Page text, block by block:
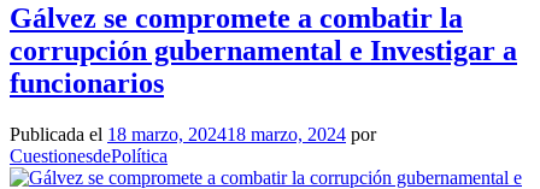
Gálvez se compromete a combatir la
corrupción gubernamental e Investigar a
funcionarios
Publicada el 18 marzo, 202418 marzo, 2024 por
CuestionesdePolítica